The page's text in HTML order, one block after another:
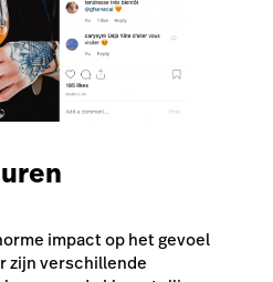
impact op het gevoel
zijn verschillende